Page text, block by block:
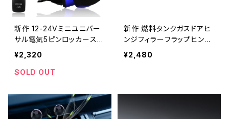
新作 12-24Vミニユニバー
サル電気5ピンロッカースイ
ッチLED冷却ファン車自動
防水ロッカースイッチロッカ
ートグルスイッチ Alidubuy
¥2,320
SOLD OUT
新作 燃料タンクガスドアヒ
ンジフィラーフラップヒンジ
プラスチック＆アルミニウム
BMW 5 7 E32E34サルー
¥2,480